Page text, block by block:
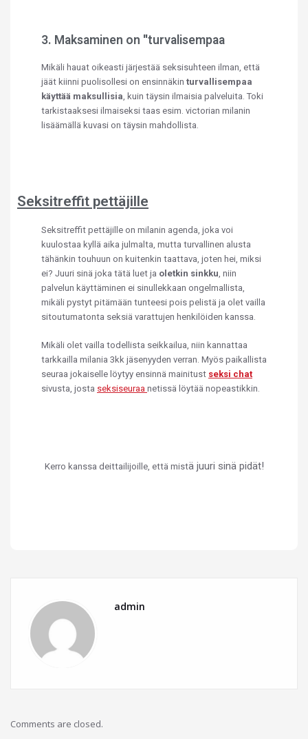
3. Maksaminen on ''turvalisempaa
Mikäli hauat oikeasti järjestää seksisuhteen ilman, että
jäät kiinni puolisollesi on ensinnäkin turvallisempaa
käyttää maksullisia, kuin täysin ilmaisia palveluita. Toki
tarkistaaksesi ilmaiseksi taas esim. victorian milanin
lisäämällä kuvasi on täysin mahdollista.
Seksitreffit pettäjille
Seksitreffit pettäjille on milanin agenda, joka voi
kuulostaa kyllä aika julmalta, mutta turvallinen alusta
tähänkin touhuun on kuitenkin taattava, joten hei, miksi
ei? Juuri sinä joka tätä luet ja oletkin sinkku, niin
palvelun käyttäminen ei sinullekkaan ongelmallista,
mikäli pystyt pitämään tunteesi pois pelistä ja olet vailla
sitoutumatonta seksiä varattujen henkilöiden kanssa.
Mikäli olet vailla todellista seikkailua, niin kannattaa
tarkkailla milania 3kk jäsenyyden verran. Myös paikallista
seuraa jokaiselle löytyy ensinnä mainitust seksi chat
sivusta, josta seksiseuraa netissä löytää nopeastikkin.
Kerro kanssa deittailijoille, että mistä juuri sinä pidät!
admin
Comments are closed.